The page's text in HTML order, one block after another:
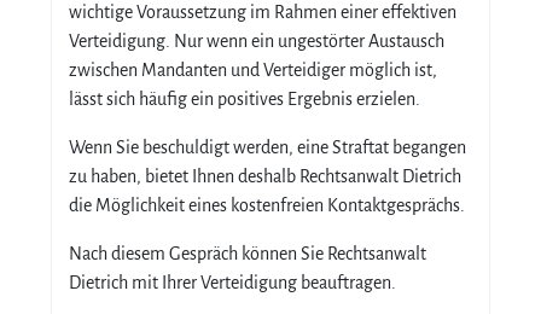
wichtige Voraussetzung im Rahmen einer effektiven
Verteidigung. Nur wenn ein ungestörter Austausch
zwischen Mandanten und Verteidiger möglich ist,
lässt sich häufig ein positives Ergebnis erzielen.
Wenn Sie beschuldigt werden, eine Straftat begangen
zu haben, bietet Ihnen deshalb Rechtsanwalt Dietrich
die Möglichkeit eines kostenfreien Kontaktgesprächs.
Nach diesem Gespräch können Sie Rechtsanwalt
Dietrich mit Ihrer Verteidigung beauftragen.